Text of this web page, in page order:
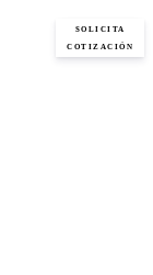
SOLICITA
COTIZACIÓN